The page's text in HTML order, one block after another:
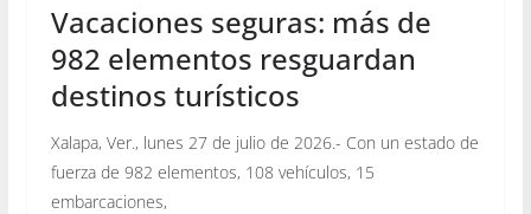
Vacaciones seguras: más de
982 elementos resguardan
destinos turísticos
Xalapa, Ver., lunes 27 de julio de 2026.- Con un estado de
fuerza de 982 elementos, 108 vehículos, 15
embarcaciones,